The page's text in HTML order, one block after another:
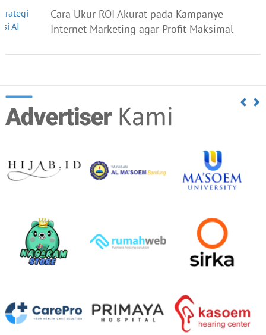
Cara Ukur ROI Akurat pada Kampanye
Internet Marketing agar Profit Maksimal